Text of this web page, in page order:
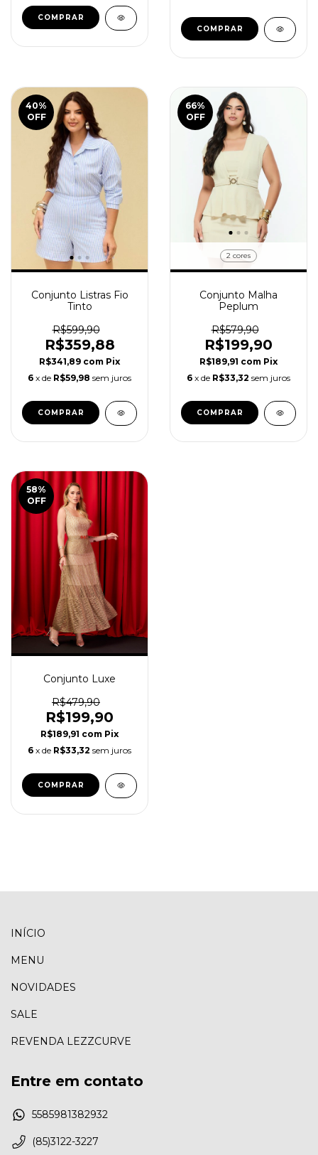
COMPRAR
COMPRAR
40%
OFF
Conjunto Listras Fio
Tinto
R$599,90
R$359,88
R$341,89 com Pix
6 x de R$59,98 sem juros
COMPRAR
66%
OFF
2 cores
Conjunto Malha
Peplum
R$579,90
R$199,90
R$189,91 com Pix
6 x de R$33,32 sem juros
COMPRAR
58%
OFF
Conjunto Luxe
R$479,90
R$199,90
R$189,91 com Pix
6 x de R$33,32 sem juros
COMPRAR
INÍCIO
MENU
NOVIDADES
SALE
REVENDA LEZZCURVE
Entre em contato
5585981382932
(85)3122-3227